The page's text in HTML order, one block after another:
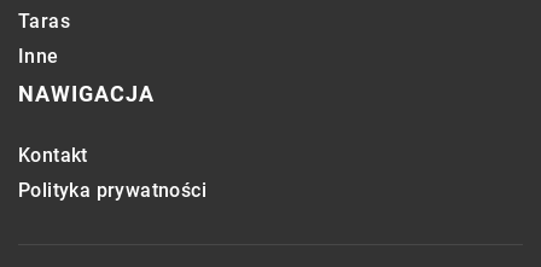
Taras
Inne
NAWIGACJA
Kontakt
Polityka prywatności